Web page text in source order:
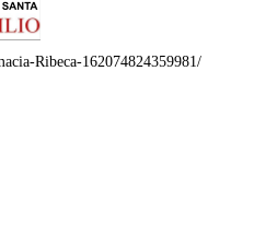
Ribeca-162074824359981/